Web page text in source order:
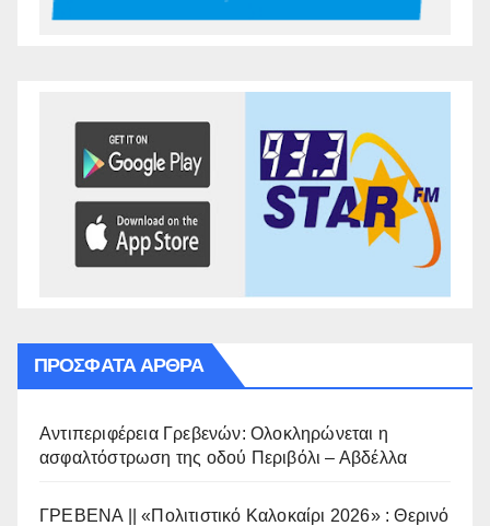
ΠΡΌΣΦΑΤΑ ΆΡΘΡΑ
Αντιπεριφέρεια Γρεβενών: Ολοκληρώνεται η
ασφαλτόστρωση της οδού Περιβόλι – Αβδέλλα
ΓΡΕΒΕΝΑ || «Πολιτιστικό Καλοκαίρι 2026» : Θερινό